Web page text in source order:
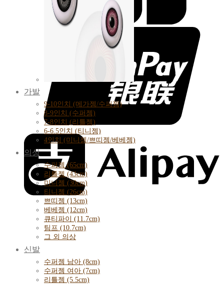
가발
9-10인치 (메가젬/수퍼젬)
8-9인치 (수퍼젬)
7-8인치 (리틀젬)
6-6.5인치 (티니젬)
4인치 (미니젬/쁘띠젬/베베젬)
의상
수퍼젬 (65cm)
리틀젬 (43cm)
미니젬 (30cm)
티니젬 (26cm)
쁘띠젬 (13cm)
베베젬 (12cm)
큐티파이 (11.7cm)
팀프 (10.7cm)
그 외 의상
신발
수퍼젬 남아 (8cm)
수퍼젬 여아 (7cm)
리틀젬 (5.5cm)